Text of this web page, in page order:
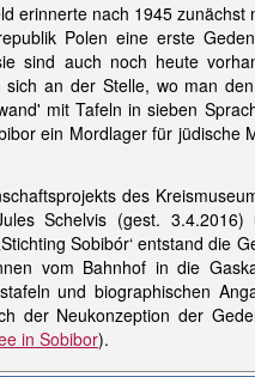
erinnerte nach 1945 zunächst
Polen eine erste
sind auch noch heute
sich an der Stelle, wo man
mit Tafeln in sieben
ein Mordlager für
des
Schelvis (gest.
Sobibór‘ entstand die
vom Bahnhof in die
und biographischen
der Neukonzeption der
in Sobibor).